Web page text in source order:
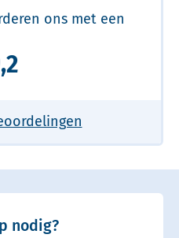
ons met een
nodig?